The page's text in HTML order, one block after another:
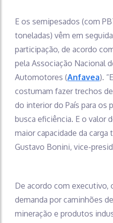
E os semipesados (com
toneladas) vêm em
participação, de acordo
pela Associação Nacional
Automotores (Anfavea).
costumam fazer trechos
do interior do País para os
busca eficiência. E o valor
maior capacidade da carga
Gustavo Bonini, vice-
De acordo com executivo,
demanda por caminhões
mineração e produtos